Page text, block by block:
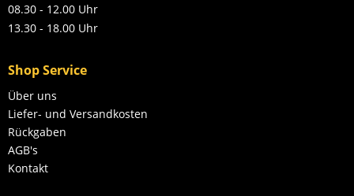
08.30 - 12.00 Uhr
13.30 - 18.00 Uhr
Shop Service
Über uns
Liefer- und Versandkosten
Rückgaben
AGB's
Kontakt